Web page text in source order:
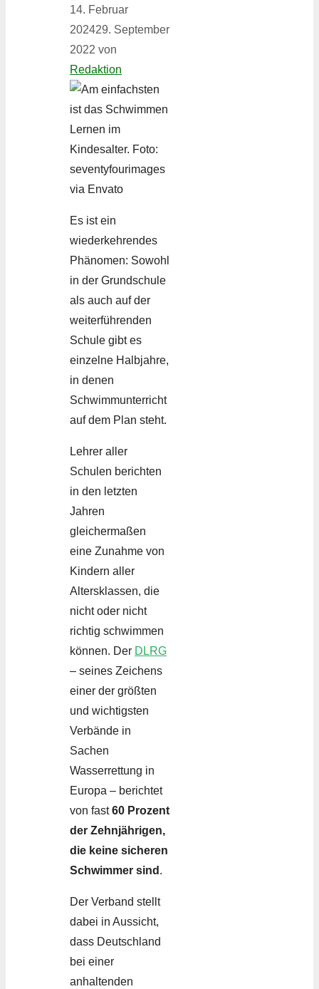
14. Februar
202429. September
2022 von
Redaktion
Es ist ein
wiederkehrendes
Phänomen: Sowohl
in der Grundschule
als auch auf der
weiterführenden
Schule gibt es
einzelne Halbjahre,
in denen
Schwimmunterricht
auf dem Plan steht.
Lehrer aller
Schulen berichten
in den letzten
Jahren
gleichermaßen
eine Zunahme von
Kindern aller
Altersklassen, die
nicht oder nicht
richtig schwimmen
können. Der DLRG
– seines Zeichens
einer der größten
und wichtigsten
Verbände in
Sachen
Wasserrettung in
Europa – berichtet
von fast60 Prozent
der Zehnjährigen,
die keine sicheren
Schwimmer sind .
Der Verband stellt
dabei in Aussicht,
dass Deutschland
bei einer
anhaltenden